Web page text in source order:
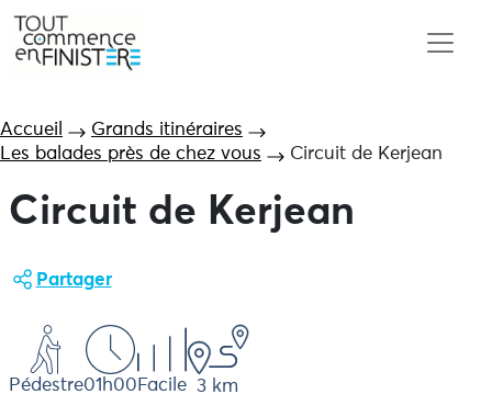
Accueil
Grands itinéraires
Les balades près de chez vous
Circuit de Kerjean
Circuit de Kerjean
Partager
Pédestre01h00 Facile 3 km